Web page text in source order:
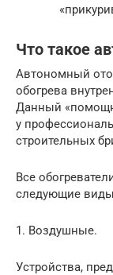
Что такое
Автономный
обогрева
Данный
у
строительных
Все
следующие
1. Воздушные.
Устройства,